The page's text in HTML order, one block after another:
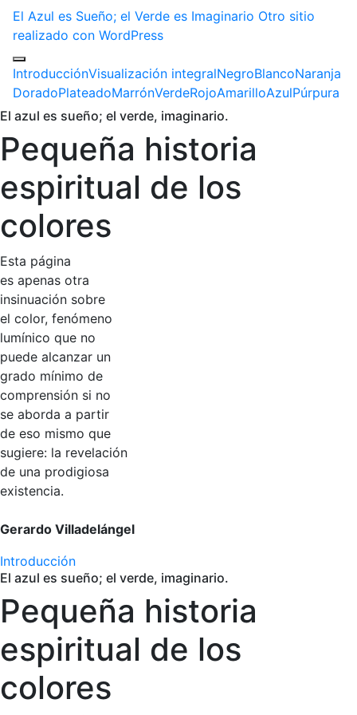
El Azul es Sueño; el Verde es Imaginario Otro sitio
realizado con WordPress
IntroducciónVisualización integralNegroBlancoNaranja
DoradoPlateadoMarrónVerdeRojoAmarilloAzulPúrpura
El azul es sueño; el verde, imaginario.
Pequeña historia
espiritual de los
colores
Esta página
es apenas otra
insinuación sobre
el color, fenómeno
lumínico que no
puede alcanzar un
grado mínimo de
comprensión si no
se aborda a partir
de eso mismo que
sugiere: la revelación
de una prodigiosa
existencia.
Gerardo Villadelángel
Introducción
El azul es sueño; el verde, imaginario.
Pequeña historia
espiritual de los
colores